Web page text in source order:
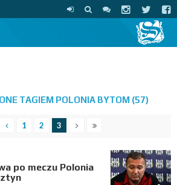
TAGIEM POLONIA BYTOM (57)
1 2 3
po meczu Polonia